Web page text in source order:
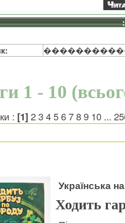
1 - 10
: [1] 23456789 10 ...
Українська
Ходить